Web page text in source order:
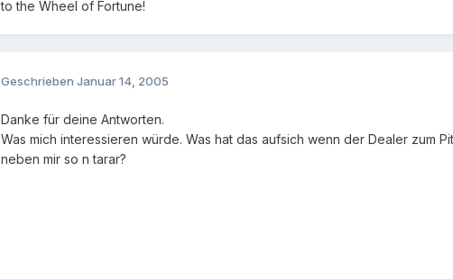
to the Wheel of Fortune!
Geschrieben Januar 14, 2005
Danke für deine Antworten.
Was mich interessieren würde. Was hat das aufsich wenn der Dealer zum
neben mir so n tarar?